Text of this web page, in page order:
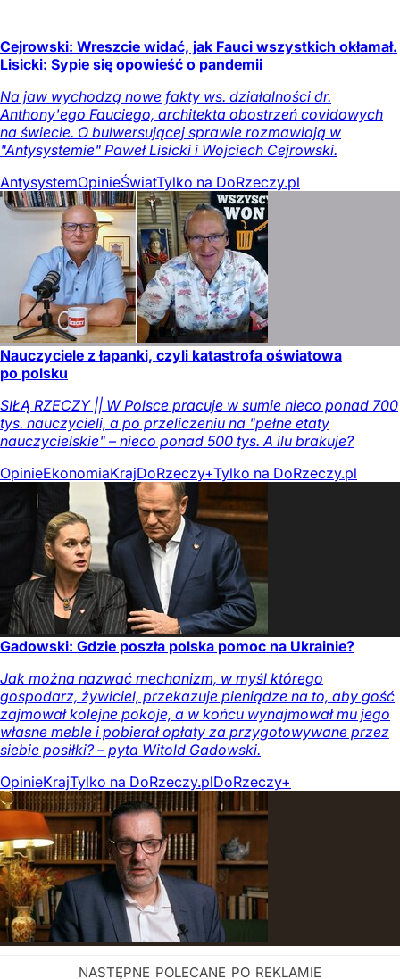
Cejrowski: Wreszcie widać, jak Fauci wszystkich okłamał.
Lisicki: Sypie się opowieść o pandemii
Na jaw wychodzą nowe fakty ws. działalności dr.
Anthony'ego Fauciego, architekta obostrzeń covidowych
na świecie. O bulwersującej sprawie rozmawiają w
"Antysystemie" Paweł Lisicki i Wojciech Cejrowski.
AntysystemOpinieŚwiatTylko na DoRzeczy.pl
Nauczyciele z łapanki, czyli katastrofa oświatowa
po polsku
SIŁĄ RZECZY || W Polsce pracuje w sumie nieco ponad 700
tys. nauczycieli, a po przeliczeniu na "pełne etaty
nauczycielskie" – nieco ponad 500 tys. A ilu brakuje?
OpinieEkonomiaKrajDoRzeczy+Tylko na DoRzeczy.pl
Gadowski: Gdzie poszła polska pomoc na Ukrainie?
Jak można nazwać mechanizm, w myśl którego
gospodarz, żywiciel, przekazuje pieniądze na to, aby gość
zajmował kolejne pokoje, a w końcu wynajmował mu jego
własne meble i pobierał opłaty za przygotowywane przez
siebie posiłki? – pyta Witold Gadowski.
OpinieKrajTylko na DoRzeczy.plDoRzeczy+